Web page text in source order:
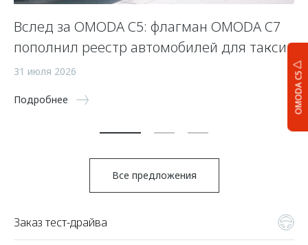
OMODA C5
Вслед за OMODA C5: флагман OMODA C7
пополнил реестр автомобилей для такси
31 июля 2026
Подробнее
5
Все предложения
Заказ тест-драйва